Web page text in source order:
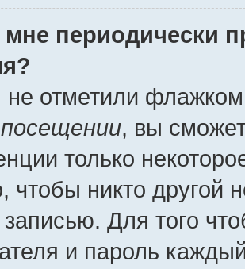
периодически
отметили
, вы
только
чтобы никто другой
записью. Для того
и пароль